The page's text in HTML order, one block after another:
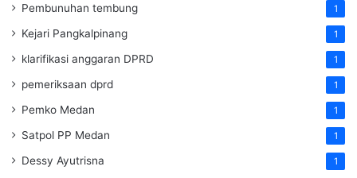
Pembunuhan tembung 1
Kejari Pangkalpinang 1
klarifikasi anggaran DPRD 1
pemeriksaan dprd 1
Pemko Medan 1
Satpol PP Medan 1
Dessy Ayutrisna 1